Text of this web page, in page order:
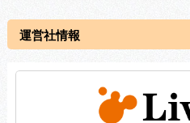
運営社情報